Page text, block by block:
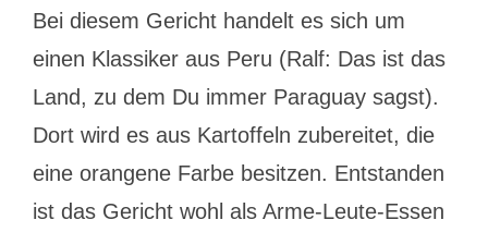
Bei diesem Gericht handelt es sich um
einen Klassiker aus Peru (Ralf: Das ist das
Land, zu dem Du immer Paraguay sagst).
Dort wird es aus Kartoffeln zubereitet, die
eine orangene Farbe besitzen. Entstanden
ist das Gericht wohl als Arme-Leute-Essen